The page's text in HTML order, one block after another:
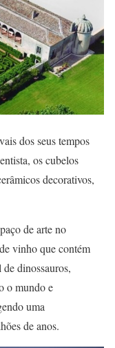
dos seus tempos
os cubelos
decorativos,
de arte no
vinho que contém
dinossauros,
o mundo e
uma
de anos.